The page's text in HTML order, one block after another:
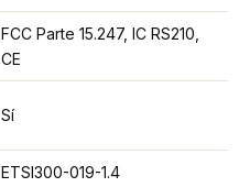
FCC Parte 15.247, IC RS210,
CE
Sí
ETSI300-019-1.4